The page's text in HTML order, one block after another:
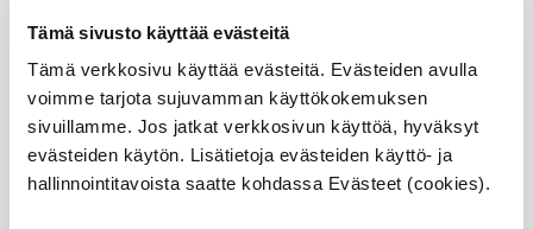
Tämä sivusto käyttää evästeitä
Tämä verkkosivu käyttää evästeitä. Evästeiden avulla
voimme tarjota sujuvamman käyttökokemuksen
sivuillamme. Jos jatkat verkkosivun käyttöä, hyväksyt
evästeiden käytön. Lisätietoja evästeiden käyttö- ja
hallinnointitavoista saatte kohdassa Evästeet (cookies).
lisätiedoista, OE
3' E90 320siN45katso
sopivuus lisätiedoista
Alkuperäinen BMW osa
Varastossa,